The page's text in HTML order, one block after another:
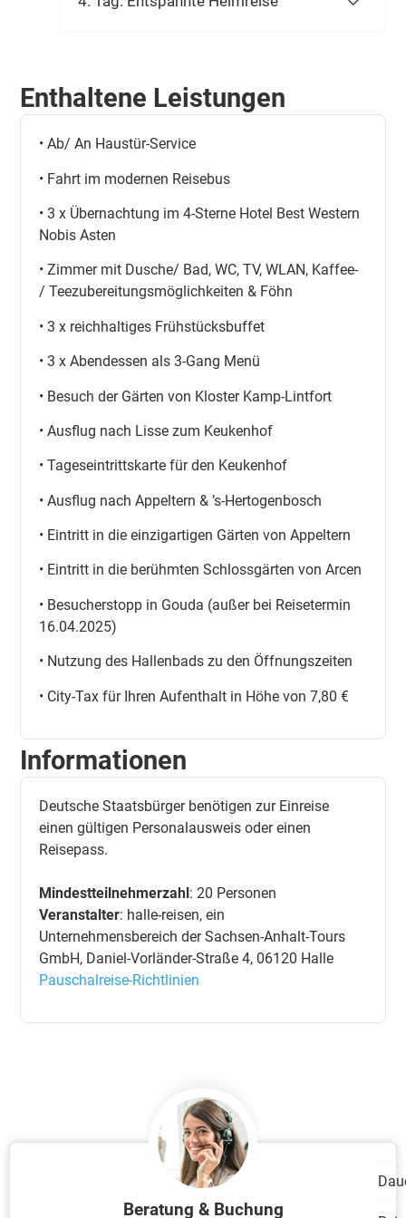
Enthaltene Leistungen
• Ab/ An Haustür-Service
• Fahrt im modernen Reisebus
• 3 x Übernachtung im 4-Sterne Hotel Best Western
Nobis Asten
• Zimmer mit Dusche/ Bad, WC, TV, WLAN, Kaffee-
/ Teezubereitungsmöglichkeiten & Föhn
• 3 x reichhaltiges Frühstücksbuffet
• 3 x Abendessen als 3-Gang Menü
• Besuch der Gärten von Kloster Kamp-Lintfort
• Ausflug nach Lisse zum Keukenhof
• Tageseintrittskarte für den Keukenhof
• Ausflug nach Appeltern & ’s-Hertogenbosch
• Eintritt in die einzigartigen Gärten von Appeltern
• Eintritt in die berühmten Schlossgärten von Arcen
• Besucherstopp in Gouda (außer bei Reisetermin
16.04.2025)
• Nutzung des Hallenbads zu den Öffnungszeiten
• City-Tax für Ihren Aufenthalt in Höhe von 7,80 €
Informationen
Deutsche Staatsbürger benötigen zur Einreise
einen gültigen Personalausweis oder einen
Reisepass.
Mindestteilnehmerzahl: 20 Personen
Veranstalter: halle-reisen, ein
Unternehmensbereich der Sachsen-Anhalt-Tours
GmbH, Daniel-Vorländer-Straße 4, 06120 Halle
Pauschalreise-Richtlinien
Beratung & Buchung